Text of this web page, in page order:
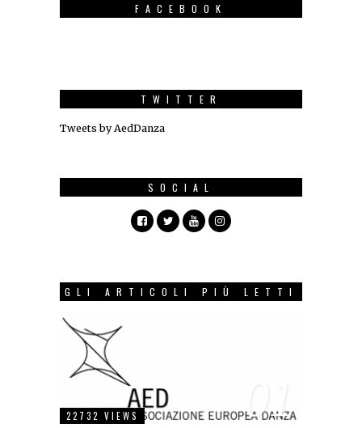
FACEBOOK
TWITTER
Tweets by AedDanza
SOCIAL
GLI ARTICOLI PIÙ LETTI
01
22732 VIEWS